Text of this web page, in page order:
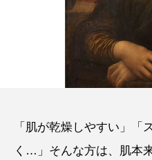
「肌が乾燥しやすい」「
く…」そんな方は、肌本